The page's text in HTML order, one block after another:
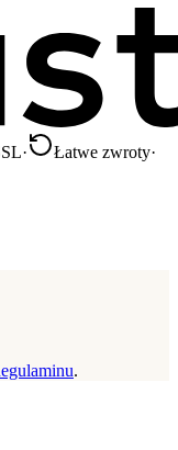
· Łatwe zwroty·
.